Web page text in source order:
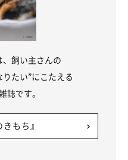
、飼い主さんの
たい”にこたえる
誌です。
もち』